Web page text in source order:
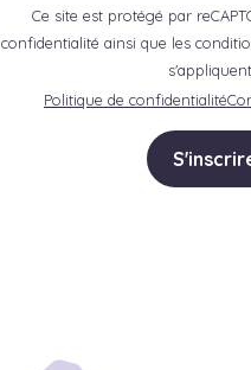
Ce site est protégé par
confidentialité ainsi que les
Politique de confidentialité